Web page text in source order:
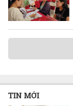
TIN MỚI